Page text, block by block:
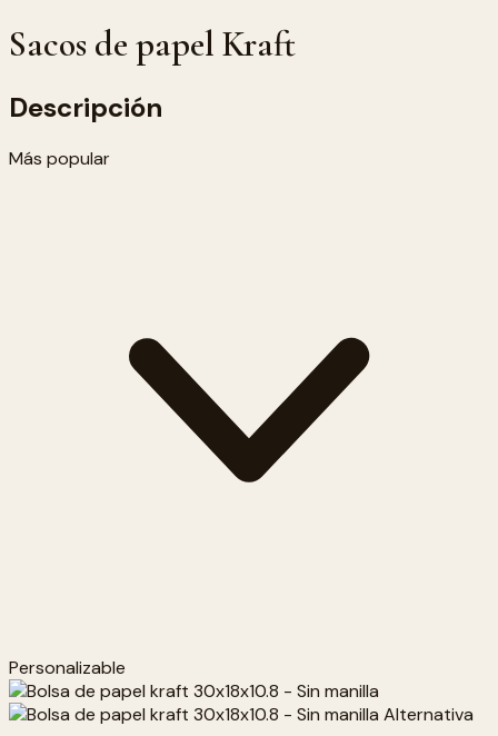
Sacos de papel Kraft
Descripción
Más popular
Personalizable